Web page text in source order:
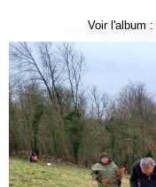
Voir l'album :